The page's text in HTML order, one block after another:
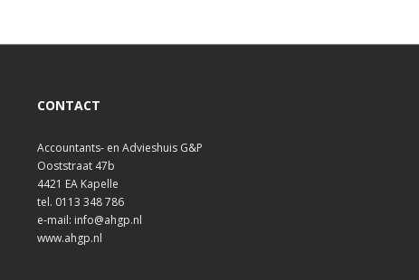
CONTACT
Accountants- en Advieshuis G&P
Ooststraat 47b
4421 EA Kapelle
tel. 0113 348 786
e-mail: info@ahgp.nl
www.ahgp.nl